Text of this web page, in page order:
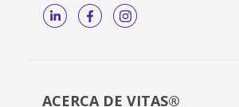
ACERCA DE VITAS®